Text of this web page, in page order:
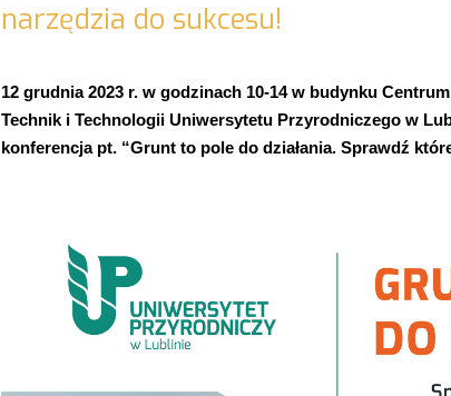
narzędzia do sukcesu!
12 grudnia 2023 r. w godzinach 10-14 w budynku
Technik i Technologii Uniwersytetu Przyrodniczego w
konferencja pt. “Grunt to pole do działania. Sprawdź